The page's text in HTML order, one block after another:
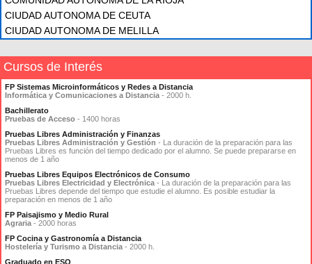
CIUDAD AUTONOMA DE CEUTA
CIUDAD AUTONOMA DE MELILLA
Cursos de Interés
FP Sistemas Microinformáticos y Redes a Distancia
Informática y Comunicaciones a Distancia - 2000 h.
Bachillerato
Pruebas de Acceso - 1400 horas
Pruebas Libres Administración y Finanzas
Pruebas Libres Administración y Gestión - La duración de la preparación para las
Pruebas Libres es función del tiempo dedicado por el alumno. Se puede prepararse en
menos de 1 año
Pruebas Libres Equipos Electrónicos de Consumo
Pruebas Libres Electricidad y Electrónica - La duración de la preparación para las
Pruebas Libres depende del tiempo que estudie el alumno. Es posible estudiar la
preparación en menos de 1 año
FP Paisajismo y Medio Rural
Agraria - 2000 horas
FP Cocina y Gastronomía a Distancia
Hostelería y Turismo a Distancia - 2000 h.
Graduado en ESO